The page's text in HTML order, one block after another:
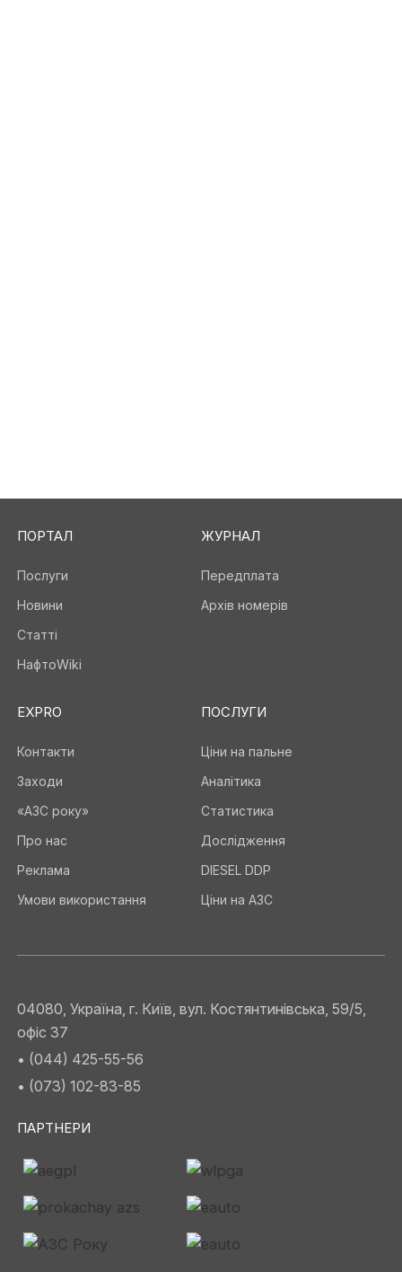
ПОРТАЛ
Послуги
Новини
Статті
НафтоWiki
ЖУРНАЛ
Передплата
Архів номерів
EXPRO
Контакти
Заходи
«АЗС року»
Про нас
Реклама
Умови використання
ПОСЛУГИ
Ціни на пальне
Аналітика
Статистика
Дослідження
DIESEL DDP
Ціни на АЗС
04080, Україна, г. Київ, вул. Костянтинівська, 59/5,
офіс 37
• (044) 425-55-56
• (073) 102-83-85
ПАРТНЕРИ